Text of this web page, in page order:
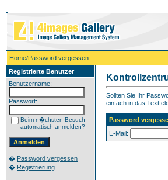
Home/Password vergessen
Registrierte Benutzer
Benutzername:
Passwort:
Beim n�chsten Besuch
automatisch anmelden?
� Password vergessen
� Registrierung
Sollten Sie Ihr
einfach in das
Password
E-Mail: